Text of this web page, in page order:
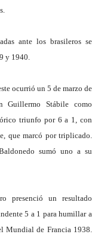
ante los brasileros se
y 1940.
ocurrió un 5 de marzo de
Guillermo Stábile como
triunfo por 6 a 1, con
que marcó por triplicado.
sumó uno a su
presenció un resultado
5 a 1 para humillar a
Mundial de Francia 1938.